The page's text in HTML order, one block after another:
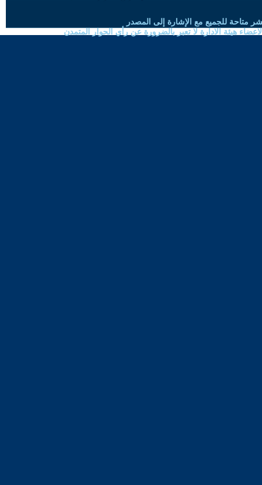
متاحة للجميع مع الإشارة إلى المصدر
هيئة الادارة لا تعبر بالضرورة عن رأي الحوار المتمدن